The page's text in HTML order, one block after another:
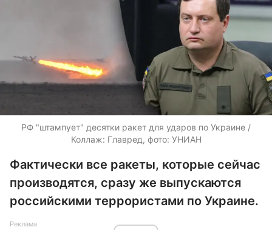
РФ "штампует" десятки ракет для ударов по Украине /
Коллаж: Главред, фото: УНИАН
Фактически все ракеты, которые сейчас
производятся, сразу же выпускаются
российскими террористами по Украине.
Реклама